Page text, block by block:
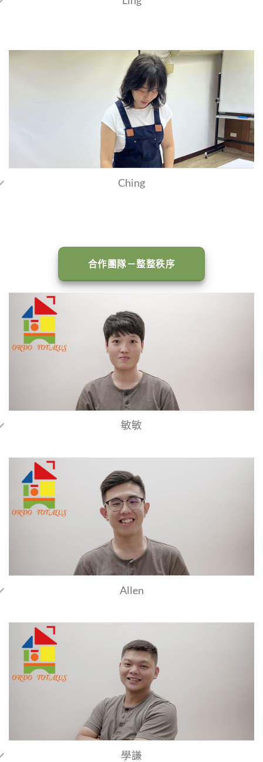
Ching
合作團隊－整整秩序
敏敏
Allen
學謙